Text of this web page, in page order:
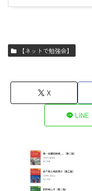
【ネットで勉強会】
X
LINE